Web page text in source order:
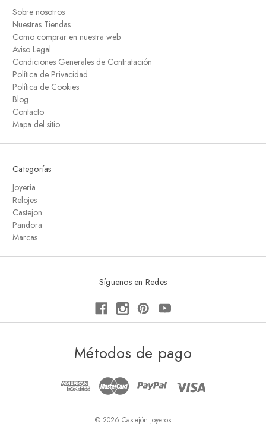
Sobre nosotros
Nuestras Tiendas
Como comprar en nuestra web
Aviso Legal
Condiciones Generales de Contratación
Política de Privacidad
Política de Cookies
Blog
Contacto
Mapa del sitio
Categorías
Joyería
Relojes
Castejon
Pandora
Marcas
Síguenos en Redes
Métodos de pago
© 2026 Castejón Joyeros